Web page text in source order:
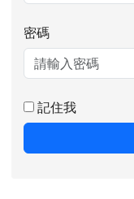
密碼
記住我